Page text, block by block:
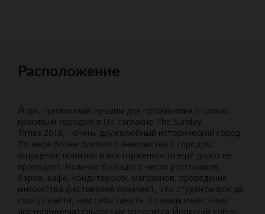
Расположение
Йорк, признанный лучшим для проживания и самым
красивым городом в UK согласно The Sunday
Times 2018, - очень дружелюбный исторический город.
По мере более близкого знакомства с городом,
ощущение новизны и восторженности ещё долго не
пропадает. Наличие большого числа ресторанов,
баров, кафе, кондитерских, магазинов, проведение
множества фестивалей означает, что студенты всегда
смогут найти, чем себя занять. К самым известным
достопримечательностям относятся Йоркский собор,